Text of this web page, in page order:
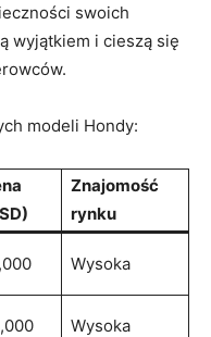
swoich
wyjątkiem i cieszą się
modeli Hondy:
Znajomość
rynku
Wysoka
Wysoka